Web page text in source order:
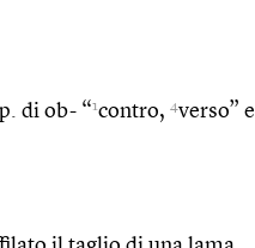
di ob- “1contro, 4verso” e